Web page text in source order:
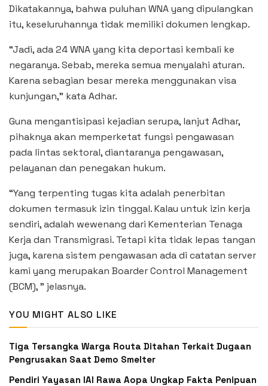
Dikatakannya, bahwa puluhan WNA yang dipulangkan
itu, keseluruhannya tidak memiliki dokumen lengkap.
“Jadi, ada 24 WNA yang kita deportasi kembali ke
negaranya. Sebab, mereka semua menyalahi aturan.
Karena sebagian besar mereka menggunakan visa
kunjungan,” kata Adhar.
Guna mengantisipasi kejadian serupa, lanjut Adhar,
pihaknya akan memperketat fungsi pengawasan
pada lintas sektoral, diantaranya pengawasan,
pelayanan dan penegakan hukum.
“Yang terpenting tugas kita adalah penerbitan
dokumen termasuk izin tinggal. Kalau untuk izin kerja
sendiri, adalah wewenang dari Kementerian Tenaga
Kerja dan Transmigrasi. Tetapi kita tidak lepas tangan
juga, karena sistem pengawasan ada di catatan server
kami yang merupakan Boarder Control Management
(BCM), ” jelasnya.
YOU MIGHT ALSO LIKE
Tiga Tersangka Warga Routa Ditahan Terkait Dugaan
Pengrusakan Saat Demo Smelter
Pendiri Yayasan IAI Rawa Aopa Ungkap Fakta Penipuan